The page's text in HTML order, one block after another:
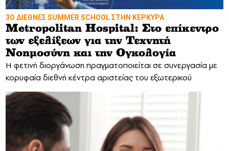
3Ο ΔΙΕΘΝΕΣ SUMMER SCHOOL ΣΤΗΝ ΚΕΡΚΥΡΑ
Metropolitan Hospital: Στο επίκεντρο
των εξελίξεων για την Τεχνητή
Νοημοσύνη και την Ογκολογία
Η φετινή διοργάνωση πραγματοποιείται σε συνεργασία με
κορυφαία διεθνή κέντρα αριστείας του εξωτερικού